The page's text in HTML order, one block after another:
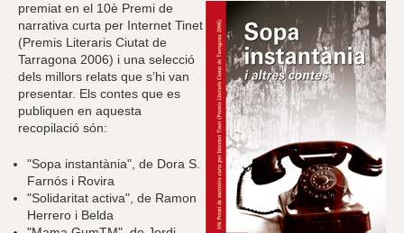
l
e
s
c
u
premiat en el 10è Premi de
narrativa curta per Internet Tinet
(Premis Literaris Ciutat de
Tarragona 2006) i una selecció
dels millors relats que s’hi van
presentar. Els contes que es
publiquen en aquesta
recopilació són:
"Sopa instantània", de Dora S.
Farnós i Rovira
"Solidaritat activa", de Ramon
Herrero i Belda